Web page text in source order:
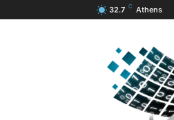
32.7 C Athens